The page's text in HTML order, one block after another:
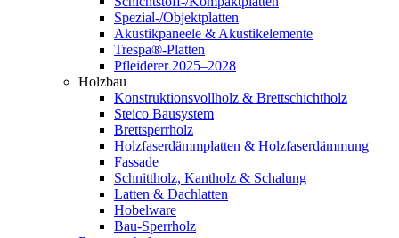
Spezial-/Objektplatten
Akustikpaneele & Akustikelemente
Trespa®-Platten
Pfleiderer 2025–2028
Holzbau
Konstruktionsvollholz & Brettschichtholz
Steico Bausystem
Brettsperrholz
Holzfaserdämmplatten & Holzfaserdämmung
Fassade
Schnittholz, Kantholz & Schalung
Latten & Dachlatten
Hobelware
Bau-Sperrholz